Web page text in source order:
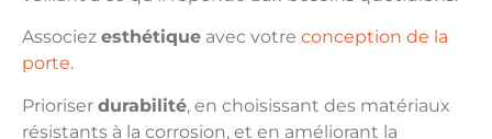
Associez esthétique avec votre conception de la
porte.
Prioriser durabilité, en choisissant des matériaux
résistants à la corrosion, et en améliorant la